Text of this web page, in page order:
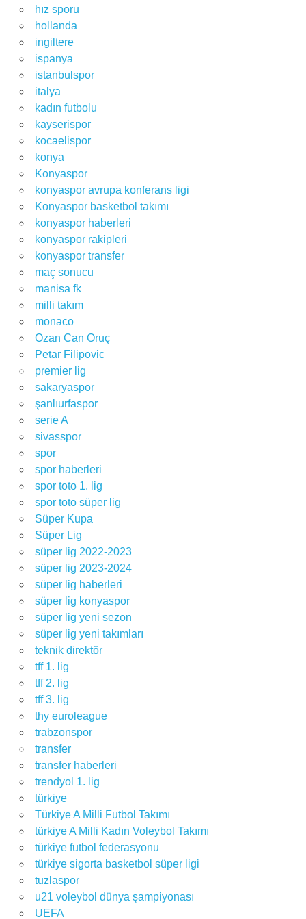
hız sporu
hollanda
ingiltere
ispanya
istanbulspor
italya
kadın futbolu
kayserispor
kocaelispor
konya
Konyaspor
konyaspor avrupa konferans ligi
Konyaspor basketbol takımı
konyaspor haberleri
konyaspor rakipleri
konyaspor transfer
maç sonucu
manisa fk
milli takım
monaco
Ozan Can Oruç
Petar Filipovic
premier lig
sakaryaspor
şanlıurfaspor
serie A
sivasspor
spor
spor haberleri
spor toto 1. lig
spor toto süper lig
Süper Kupa
Süper Lig
süper lig 2022-2023
süper lig 2023-2024
süper lig haberleri
süper lig konyaspor
süper lig yeni sezon
süper lig yeni takımları
teknik direktör
tff 1. lig
tff 2. lig
tff 3. lig
thy euroleague
trabzonspor
transfer
transfer haberleri
trendyol 1. lig
türkiye
Türkiye A Milli Futbol Takımı
türkiye A Milli Kadın Voleybol Takımı
türkiye futbol federasyonu
türkiye sigorta basketbol süper ligi
tuzlaspor
u21 voleybol dünya şampiyonası
UEFA